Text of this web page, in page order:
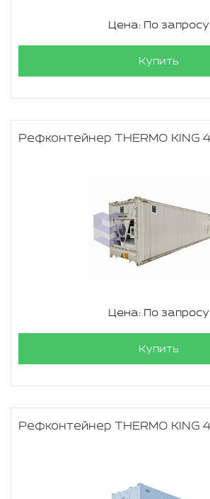
Цена: По запросу
Купить
Рефконтейнер THERMO KING
Цена: По запросу
Купить
Рефконтейнер THERMO KING